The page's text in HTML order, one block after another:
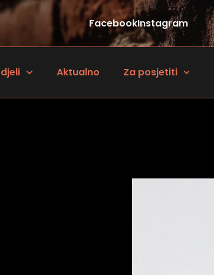
FacebookInstagram
Aktualno Za posjetiti